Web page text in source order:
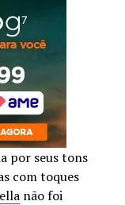
por seus tons
com toques
não foi